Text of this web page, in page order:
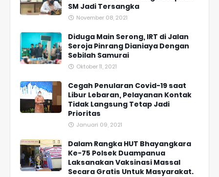
SM Jadi Tersangka
November 08, 2021
Diduga Main Serong, IRT di Jalan
Seroja Pinrang Dianiaya Dengan
Sebilah Samurai
Oktober 11, 2021
Cegah Penularan Covid-19 saat
Libur Lebaran, Pelayanan Kontak
Tidak Langsung Tetap Jadi
Prioritas
Januari 09, 2021
Dalam Rangka HUT Bhayangkara
Ke-75 Polsek Duampanua
Laksanakan Vaksinasi Massal
Secara Gratis Untuk Masyarakat.